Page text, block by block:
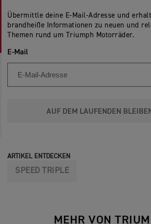
Übermittle deine E-Mail-Adresse und
brandheiße Informationen zu neuen und
Themen rund um Triumph Motorräder.
E-Mail
AUF DEM LAUFENDEN
ARTIKEL ENTDECKEN
SPEED TRIPLE
MEHR VON